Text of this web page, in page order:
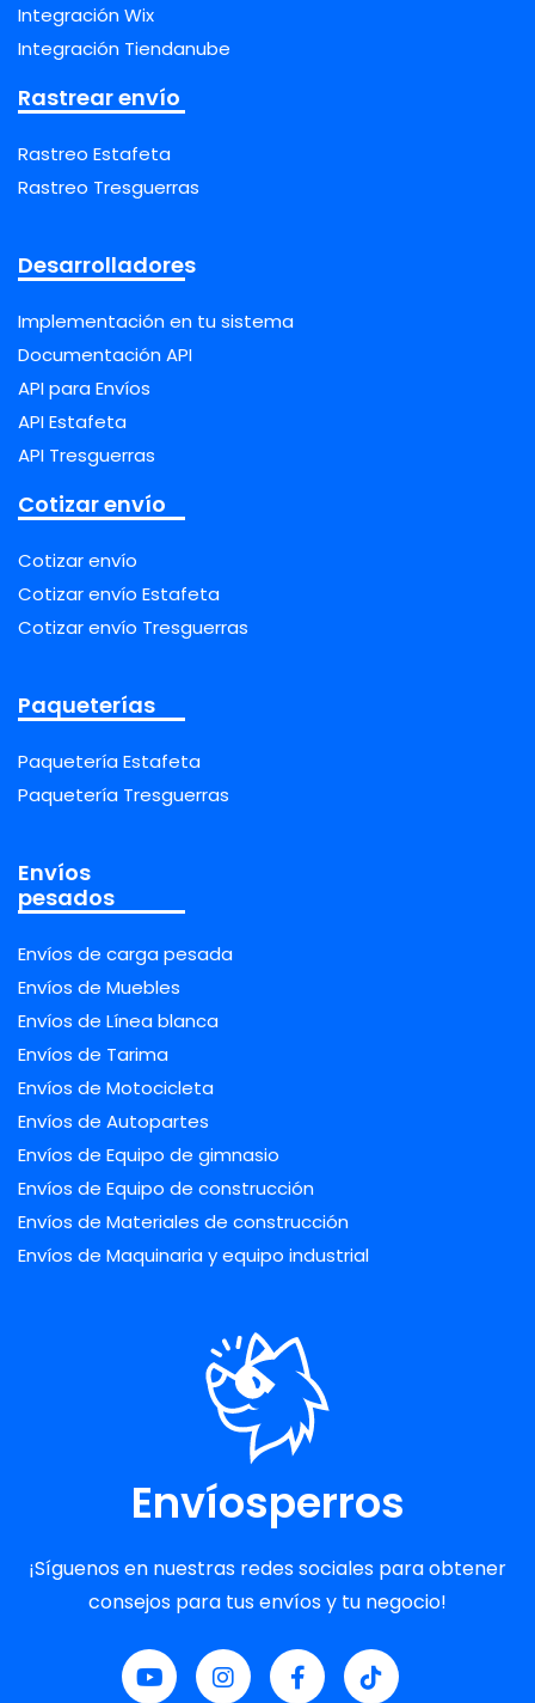
Integración Wix
Integración Tiendanube
Rastrear envío
Rastreo Estafeta
Rastreo Tresguerras
Desarrolladores
Implementación en tu sistema
Documentación API
API para Envíos
API Estafeta
API Tresguerras
Cotizar envío
Cotizar envío
Cotizar envío Estafeta
Cotizar envío Tresguerras
Paqueterías
Paquetería Estafeta
Paquetería Tresguerras
Envíos
pesados
Envíos de carga pesada
Envíos de Muebles
Envíos de Línea blanca
Envíos de Tarima
Envíos de Motocicleta
Envíos de Autopartes
Envíos de Equipo de gimnasio
Envíos de Equipo de construcción
Envíos de Materiales de construcción
Envíos de Maquinaria y equipo industrial
Envíosperros
¡Síguenos en nuestras redes sociales para obtener
consejos para tus envíos y tu negocio!